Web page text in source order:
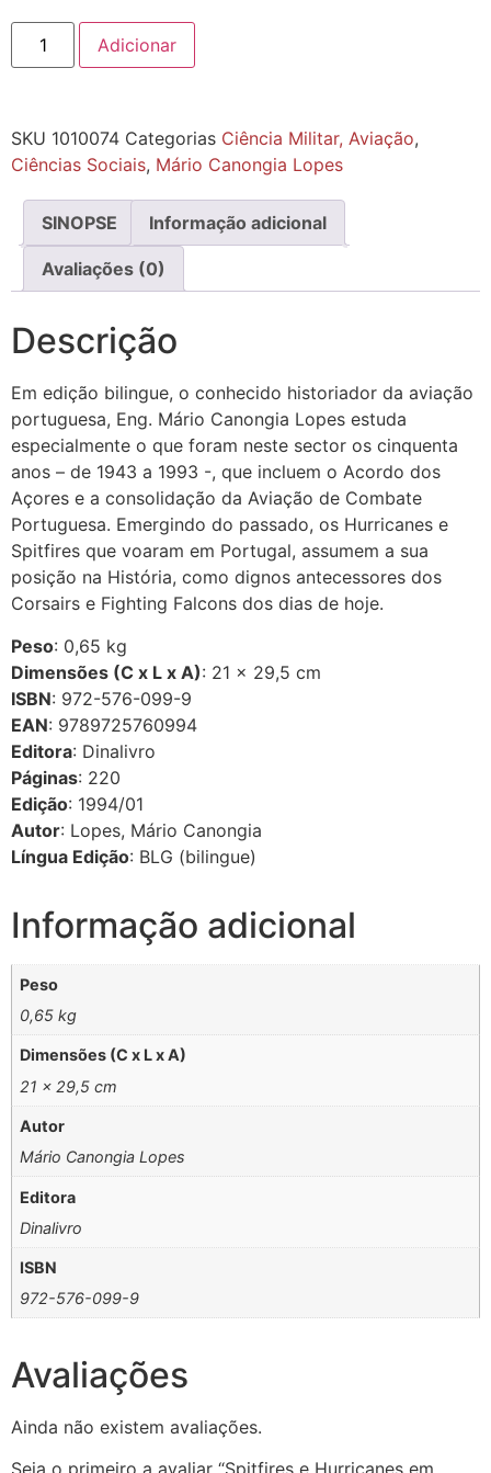
Adicionar
SKU 1010074 Categorias Ciência Militar, Aviação,
Ciências Sociais, Mário Canongia Lopes
SINOPSE Informação adicional
Avaliações (0)
Descrição
Em edição bilingue, o conhecido historiador da aviação
portuguesa, Eng. Mário Canongia Lopes estuda
especialmente o que foram neste sector os cinquenta
anos – de 1943 a 1993 -, que incluem o Acordo dos
Açores e a consolidação da Aviação de Combate
Portuguesa. Emergindo do passado, os Hurricanes e
Spitfires que voaram em Portugal, assumem a sua
posição na História, como dignos antecessores dos
Corsairs e Fighting Falcons dos dias de hoje.
Peso: 0,65 kg
Dimensões (C x L x A): 21 × 29,5 cm
ISBN: 972-576-099-9
EAN: 9789725760994
Editora: Dinalivro
Páginas: 220
Edição: 1994/01
Autor: Lopes, Mário Canongia
Língua Edição: BLG (bilingue)
Informação adicional
Peso
0,65 kg
Dimensões (C x L x A)
21 × 29,5 cm
Autor
Mário Canongia Lopes
Editora
Dinalivro
ISBN
972-576-099-9
Avaliações
Ainda não existem avaliações.